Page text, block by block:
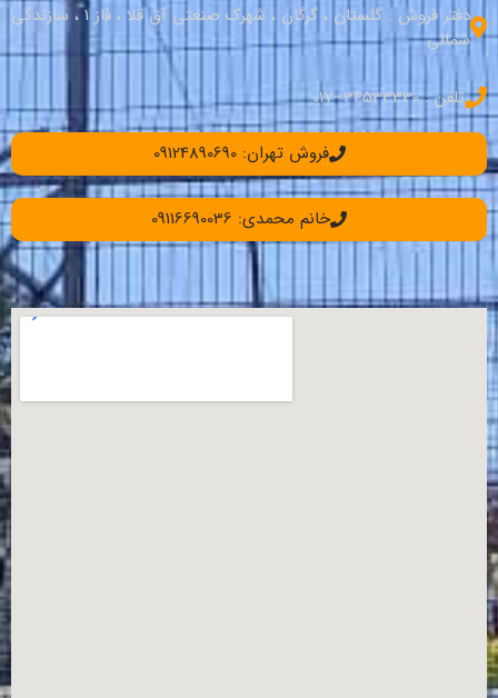
دفتر فروش : گلستان ، گرگان ، شهرک صنعتی آق قلا ، فاز 1 ، سازندگی
شمالی
تلفن : 34533330–017
فروش تهران: 09124890690
خانم محمدی: 09116690036